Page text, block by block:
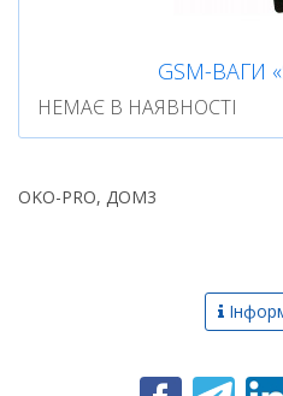
GSM-ВАГИ
НЕМАЄ В НАЯВНОСТІ
OKO-PRO, ДОМ3